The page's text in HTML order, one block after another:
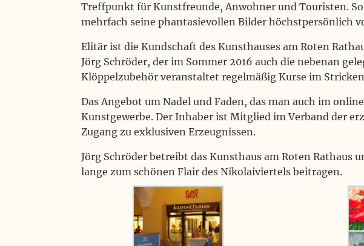
Treffpunkt für Kunstfreunde, Anwohner und Touristen.
mehrfach seine phantasievollen Bilder höchstpersönlich
Elitär ist die Kundschaft des Kunsthauses am Roten
Jörg Schröder, der im Sommer 2016 auch die nebenan
Klöppelzubehör veranstaltet regelmäßig Kurse im
Das Angebot um Nadel und Faden, das man auch im
Kunstgewerbe. Der Inhaber ist Mitglied im Verband der
Zugang zu exklusiven Erzeugnissen.
Jörg Schröder betreibt das Kunsthaus am Roten
lange zum schönen Flair des Nikolaiviertels beitragen.